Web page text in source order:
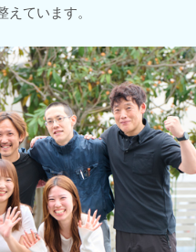
ています。